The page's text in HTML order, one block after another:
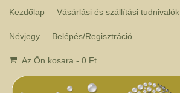
Kezdőlap Vásárlási és szállítási tudnivalók
Névjegy Belépés/Regisztráció
Az Ön kosara - 0 Ft